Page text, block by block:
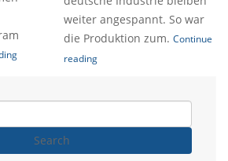
weiter angespannt. So war
die Produktion zum. Continue
reading
Search